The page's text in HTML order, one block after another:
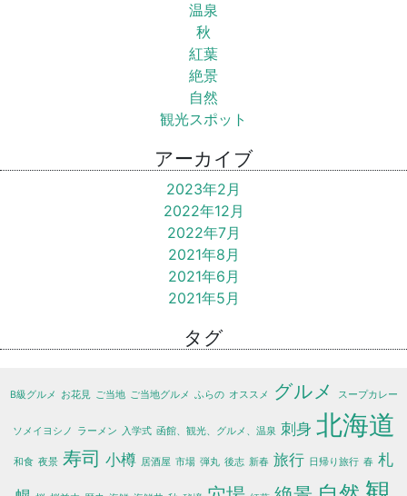
温泉
秋
紅葉
絶景
自然
観光スポット
アーカイブ
2023年2月
2022年12月
2022年7月
2021年8月
2021年6月
2021年5月
タグ
B級グルメ お花見 ご当地 ご当地グルメ ふらの オススメ グルメ スープカレー
ソメイヨシノ ラーメン 入学式 函館、観光、グルメ、温泉 刺身 北海道
和食 夜景 寿司 小樽 居酒屋 市場 弾丸 後志 新春 旅行 日帰り旅行 春 札